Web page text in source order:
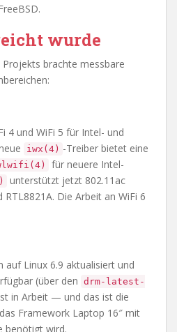
wurde
brachte messbare
4 und WiFi 5 für Intel- und
iwx(4) -Treiber bietet eine
für neuere Intel-
unterstützt jetzt 802.11ac
RTL8821A. Die Arbeit an WiFi 6
auf Linux 6.9 aktualisiert und
(über den drm-latest-
in Arbeit — und das ist die
Framework Laptop 16″ mit
benötigt wird.